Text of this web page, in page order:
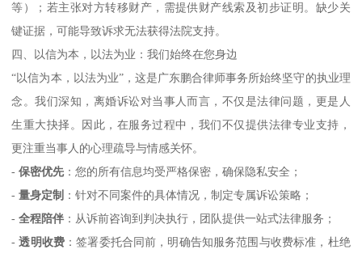
等）；若主张对方转移财产，需提供财产线索及初步证明。缺少关
键证据，可能导致诉求无法获得法院支持。
四、以信为本，以法为业：我们始终在您身边
“以信为本，以法为业”，这是广东鹏合律师事务所始终坚守的执业理
念。我们深知，离婚诉讼对当事人而言，不仅是法律问题，更是人
生重大抉择。因此，在服务过程中，我们不仅提供法律专业支持，
更注重当事人的心理疏导与情感关怀。
-保密优先 ：您的所有信息均受严格保密，确保隐私安全；
-量身定制 ：针对不同案件的具体情况，制定专属诉讼策略；
-全程陪伴 ：从诉前咨询到判决执行，团队提供一站式法律服务；
-透明收费 ：签署委托合同前，明确告知服务范围与收费标准，杜绝